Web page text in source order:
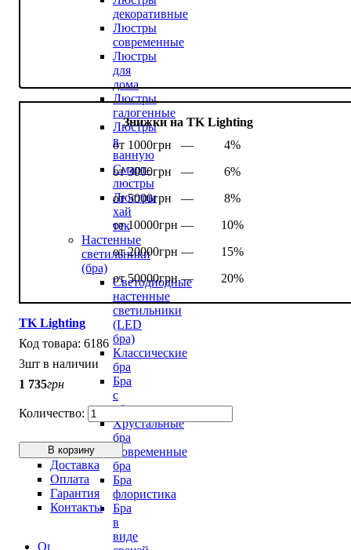
декоративные
Люстры
современные
Люстры
для
дома
Люстры
галогенные
Люстры
в
ванную
Смарт-
люстры
Люстры
хай
тек
Настенные
светильники
(бра)
Светодиодные
настенные
светильники
(LED
бра)
Классические
бра
Бра
с
абажуром
Хрустальные
бра
Современные
бра
Бра
флористика
Бра
в
виде
Знижки на TK Lighting
от 1000грн —
4%
от 3000грн —
6%
от 5000грн —
8%
от 10000грн —
10%
от 20000грн —
15%
от 50000грн —
20%
TK Lighting
6186
3шт в наличии
1 735грн
В корзину
Доставка
Оплата
Гарантия
Контакты
Описание